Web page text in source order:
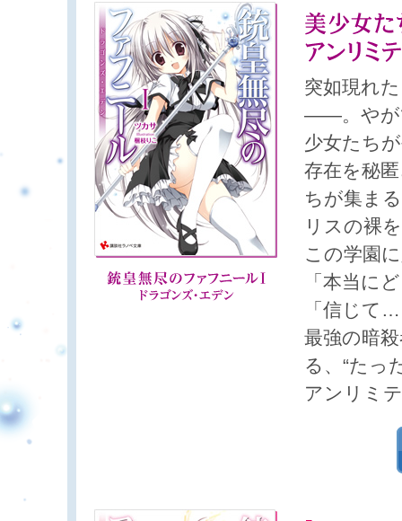
突如現れ
――。やが
少女たち
存在を秘
ちが集ま
リスの裸
この学園
「本当に
「信じて
最強の暗
る、“たっ
アンリミ